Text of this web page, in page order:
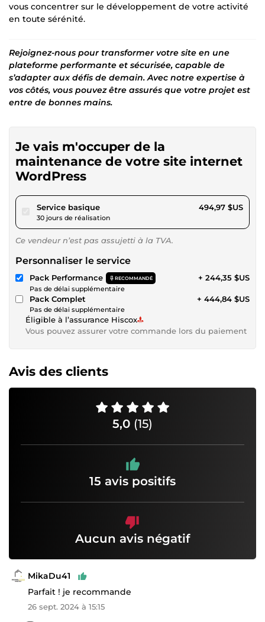
vous concentrer sur le développement de votre activité
en toute sérénité.
Rejoignez-nous pour transformer votre site en une
plateforme performante et sécurisée, capable de
s’adapter aux défis de demain. Avec notre expertise à
vos côtés, vous pouvez être assurés que votre projet est
entre de bonnes mains.
Je vais m'occuper de la
maintenance de votre site internet
WordPress
Service basiquepour 456,19 $US
30 jours de réalisation
494,97 $US
Ce vendeur n’est pas assujetti à la TVA.
Personnaliser le service
Pack Performance RECOMMANDÉ
Pas de délai supplémentaire
+ 244,35 $US
Pack Complet
Pas de délai supplémentaire
+ 444,84 $US
Éligible à l’assurance Hiscox
Vous pouvez assurer votre commande lors du paiement
Avis des clients
5,0 (15)
15 avis positifs
Aucun avis négatif
MikaDu41
Parfait ! je recommande
26 sept. 2024 à 15:15